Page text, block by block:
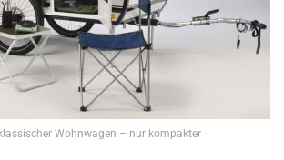
Wohnwagen – nur kompakter